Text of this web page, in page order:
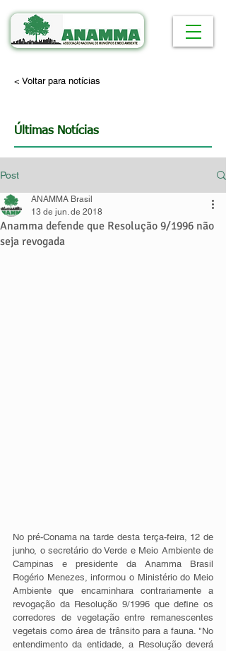
< Voltar para notícias
Últimas Notícias
Post
Anamma defende que Resolução 9/1996 não
seja revogada
ANAMMA Brasil
13 de jun. de 2018
No pré-Conama na tarde desta terça-feira, 12 de
junho, o secretário do Verde e Meio Ambiente de
Campinas e presidente da Anamma Brasil
Rogério Menezes, informou o Ministério do Meio
Ambiente que encaminhara contrariamente a
revogação da Resolução 9/1996 que define os
corredores de vegetação entre remanescentes
vegetais como área de trânsito para a fauna. "No
entendimento da entidade, a Resolução deverá